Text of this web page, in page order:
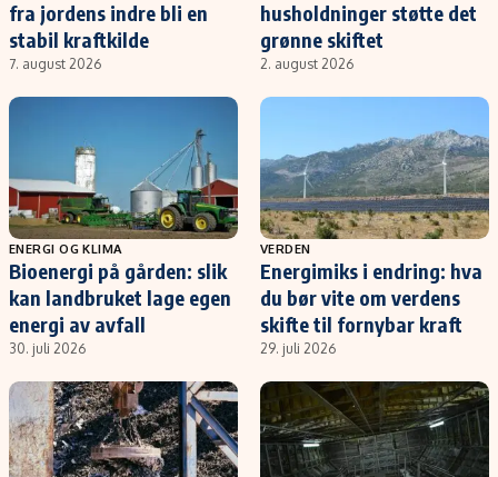
fra jordens indre bli en
stabil kraftkilde
7. august 2026
husholdninger støtte det
grønne skiftet
2. august 2026
ENERGI OG KLIMA
Bioenergi på gården: slik
kan landbruket lage egen
energi av avfall
30. juli 2026
VERDEN
Energimiks i endring: hva
du bør vite om verdens
skifte til fornybar kraft
29. juli 2026